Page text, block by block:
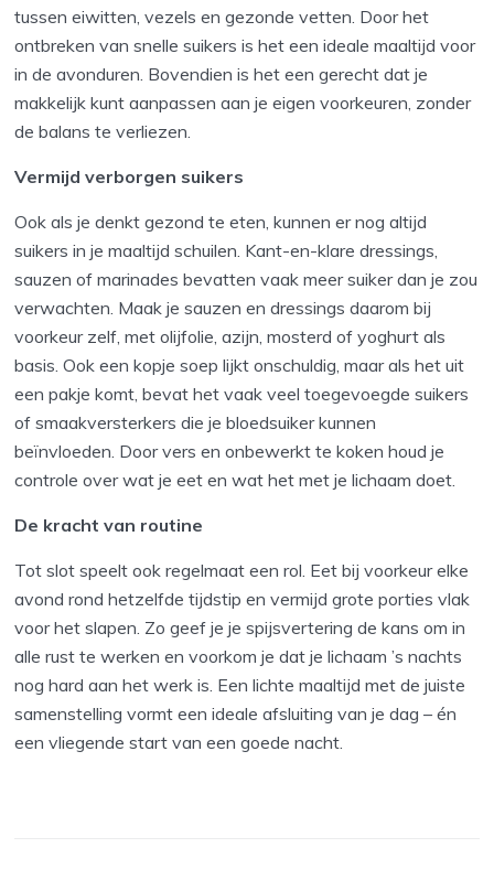
tussen eiwitten, vezels en gezonde vetten. Door het
ontbreken van snelle suikers is het een ideale maaltijd voor
in de avonduren. Bovendien is het een gerecht dat je
makkelijk kunt aanpassen aan je eigen voorkeuren, zonder
de balans te verliezen.
Vermijd verborgen suikers
Ook als je denkt gezond te eten, kunnen er nog altijd
suikers in je maaltijd schuilen. Kant-en-klare dressings,
sauzen of marinades bevatten vaak meer suiker dan je zou
verwachten. Maak je sauzen en dressings daarom bij
voorkeur zelf, met olijfolie, azijn, mosterd of yoghurt als
basis. Ook een kopje soep lijkt onschuldig, maar als het uit
een pakje komt, bevat het vaak veel toegevoegde suikers
of smaakversterkers die je bloedsuiker kunnen
beïnvloeden. Door vers en onbewerkt te koken houd je
controle over wat je eet en wat het met je lichaam doet.
De kracht van routine
Tot slot speelt ook regelmaat een rol. Eet bij voorkeur elke
avond rond hetzelfde tijdstip en vermijd grote porties vlak
voor het slapen. Zo geef je je spijsvertering de kans om in
alle rust te werken en voorkom je dat je lichaam ’s nachts
nog hard aan het werk is. Een lichte maaltijd met de juiste
samenstelling vormt een ideale afsluiting van je dag – én
een vliegende start van een goede nacht.